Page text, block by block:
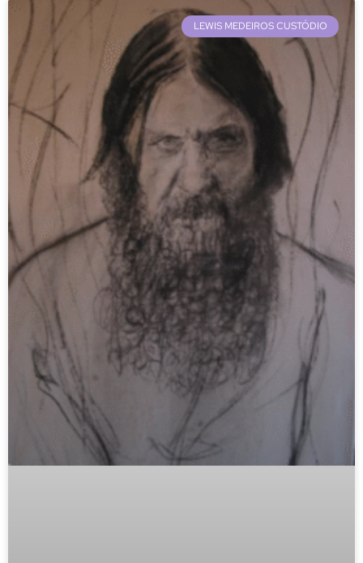
LEWIS MEDEIROS CUSTÓDIO